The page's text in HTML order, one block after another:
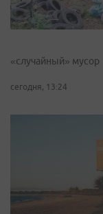
«случайный» мусор
сегодня, 13:24